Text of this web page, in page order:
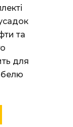
та
для